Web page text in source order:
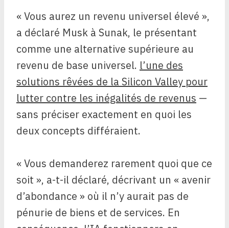
« Vous aurez un revenu universel élevé »,
a déclaré Musk à Sunak, le présentant
comme une alternative supérieure au
revenu de base universel. l’une des
solutions rêvées de la Silicon Valley pour
lutter contre les inégalités de revenus —
sans préciser exactement en quoi les
deux concepts différaient.
« Vous demanderez rarement quoi que ce
soit », a-t-il déclaré, décrivant un « avenir
d’abondance » où il n’y aurait pas de
pénurie de biens et de services. En